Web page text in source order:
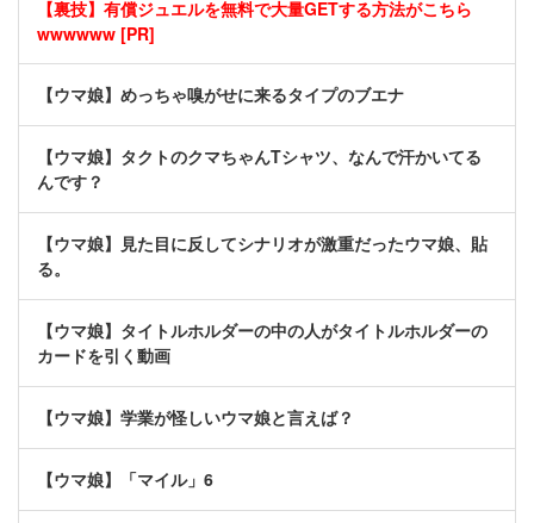
【裏技】有償ジュエルを無料で大量GETする方法がこちら
wwwwww [PR]
【ウマ娘】めっちゃ嗅がせに来るタイプのブエナ
【ウマ娘】タクトのクマちゃんTシャツ、なんで汗かいてる
んです？
【ウマ娘】見た目に反してシナリオが激重だったウマ娘、貼
る。
【ウマ娘】タイトルホルダーの中の人がタイトルホルダーの
カードを引く動画
【ウマ娘】学業が怪しいウマ娘と言えば？
【ウマ娘】「マイル」6